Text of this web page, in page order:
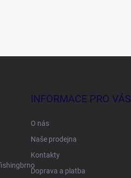
INFORMACE PRO VÁS
O nás
Naše prodejna
Kontakty
Doprava a platba